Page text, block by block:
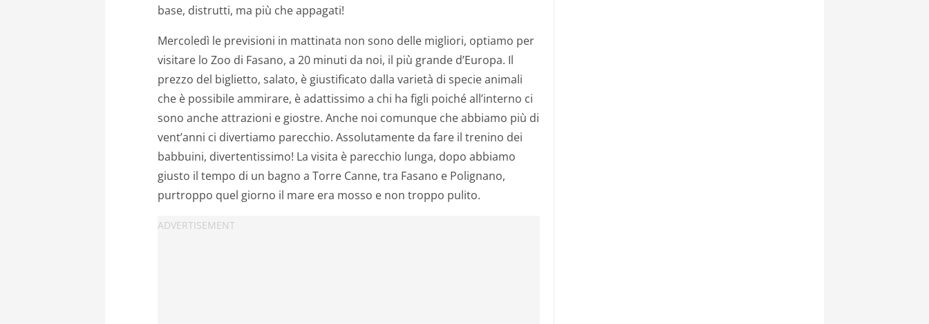
base, distrutti, ma più che appagati!
Mercoledì le previsioni in mattinata non sono delle migliori, optiamo per
visitare lo Zoo di Fasano, a 20 minuti da noi, il più grande d’Europa. Il
prezzo del biglietto, salato, è giustificato dalla varietà di specie animali
che è possibile ammirare, è adattissimo a chi ha figli poiché all’interno ci
sono anche attrazioni e giostre. Anche noi comunque che abbiamo più di
vent’anni ci divertiamo parecchio. Assolutamente da fare il trenino dei
babbuini, divertentissimo! La visita è parecchio lunga, dopo abbiamo
giusto il tempo di un bagno a Torre Canne, tra Fasano e Polignano,
purtroppo quel giorno il mare era mosso e non troppo pulito.